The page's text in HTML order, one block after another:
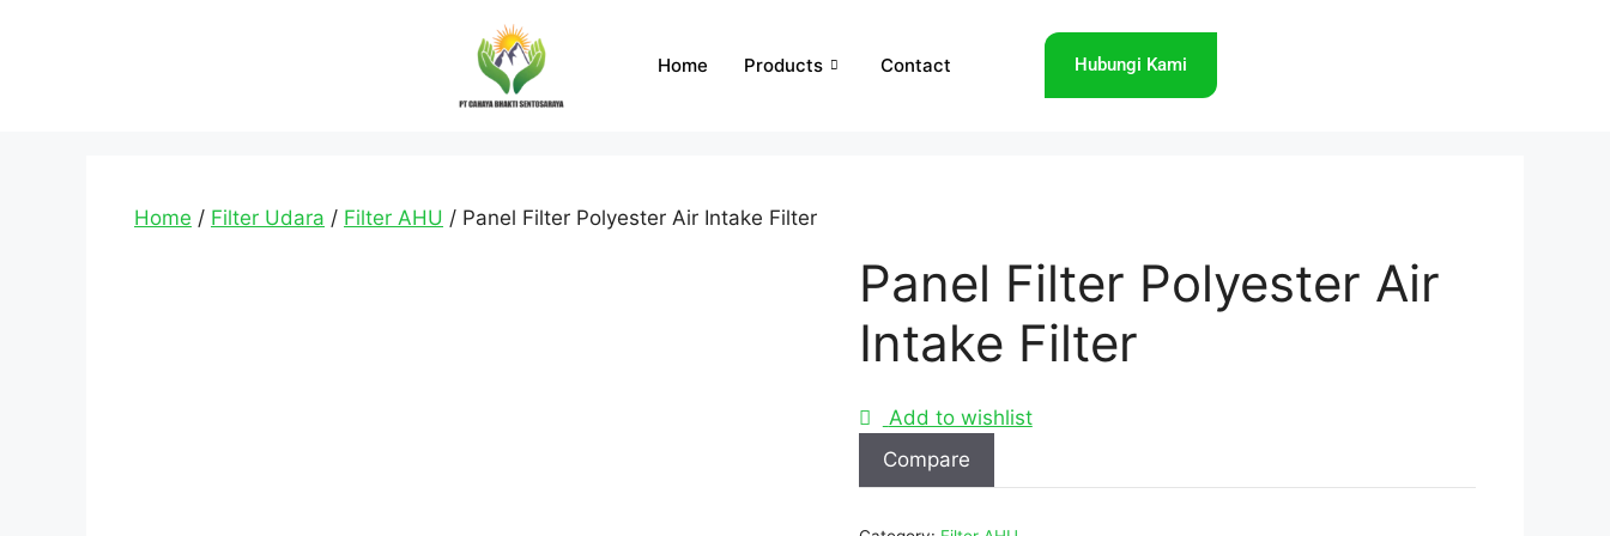
Home Products Contact Hubungi Kami
Home / Filter Udara / Filter AHU / Panel Filter Polyester Air Intake Filter
Panel Filter Polyester Air
Intake Filter
Add to wishlist
Compare